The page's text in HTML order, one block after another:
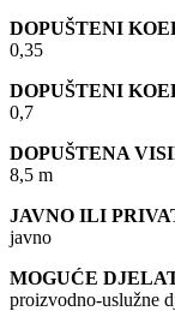
DOPUŠTENI
0,35
DOPUŠTENI
0,7
DOPUŠTENA
8,5 m
JAVNO ILI
javno
MOGUĆE
proizvodno-uslužne